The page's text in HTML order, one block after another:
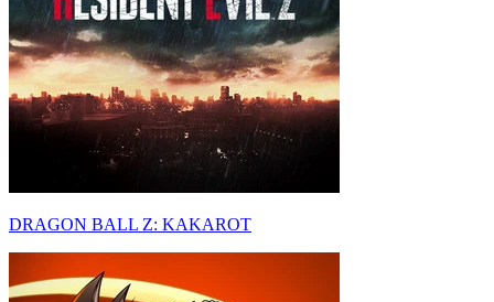
DRAGON BALL Z: KAKAROT